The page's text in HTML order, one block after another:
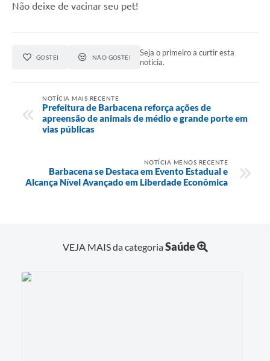
Não deixe de vacinar seu pet!
GOSTEI NÃO GOSTEI
Seja o primeiro a curtir esta
notícia.
NOTÍCIA MAIS RECENTE
Prefeitura de Barbacena reforça ações de
apreensão de animais de médio e grande porte em
vias públicas
NOTÍCIA MENOS RECENTE
Barbacena se Destaca em Evento Estadual e
Alcança Nível Avançado em Liberdade Econômica
VEJA MAIS da categoriaSaúde